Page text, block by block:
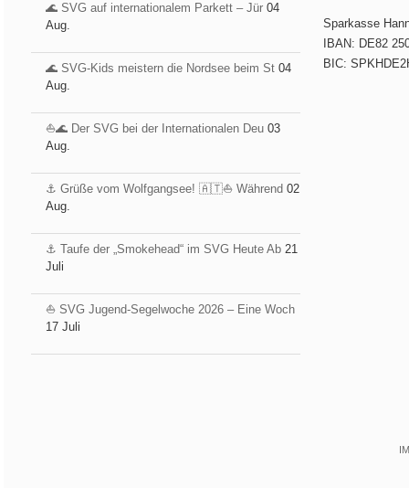
🌊 SVG auf internationalem Parkett – Jür 04
Aug.
🌊 SVG-Kids meistern die Nordsee beim St 04
Aug.
⛵️🌊 Der SVG bei der Internationalen Deu 03
Aug.
⚓️ Grüße vom Wolfgangsee! 🇦🇹⛵ Während 02
Aug.
⚓️ Taufe der „Smokehead“ im SVG Heute Ab 21
Juli
⛵ SVG Jugend-Segelwoche 2026 – Eine Woch
17 Juli
Sparkasse
IBAN: DE82
BIC: